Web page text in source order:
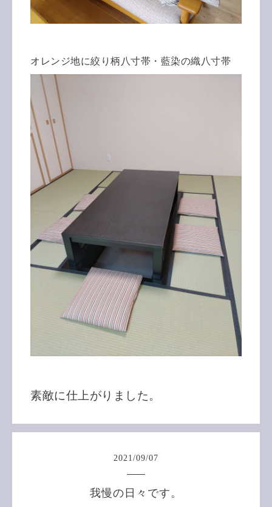
オレンジ地に絞り柄八寸帯・藍染の織八寸帯
素敵に仕上がりました。
2021 /09/07
我慢の日々です。